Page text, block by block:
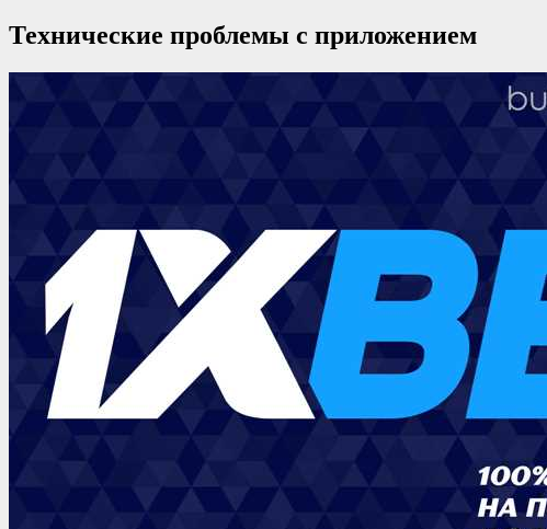
Технические проблемы с приложением